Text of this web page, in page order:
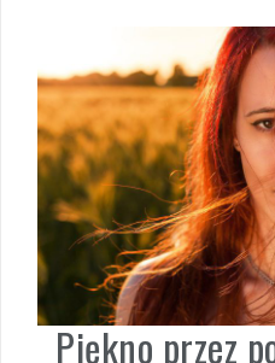
Piękno przez